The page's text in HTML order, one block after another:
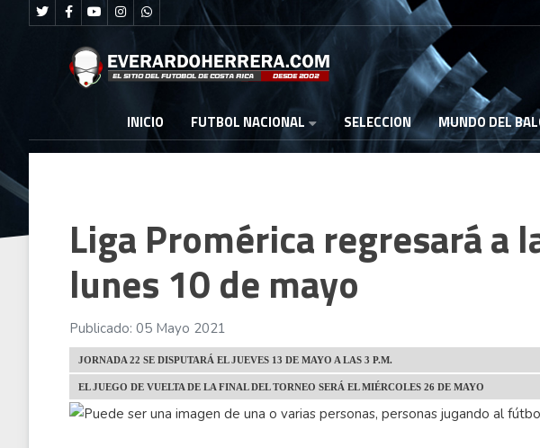
INICIO FUTBOL NACIONAL SELECCION MUNDO DEL
Liga Promérica regresará a
lunes 10 de mayo
Publicado: 05 Mayo 2021
JORNADA 22 SE DISPUTARÁ EL JUEVES 13 DE MAYO A LAS 3 P.M.
EL JUEGO DE VUELTA DE LA FINAL DEL TORNEO SERÁ EL MIÉRCOLES 26 DE MAYO